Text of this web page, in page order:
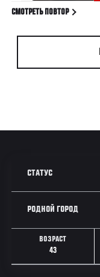
СМОТРЕТЬ ПОВТОР
СТАТУС
РОДНОЙ ГОРОД
ВОЗРАСТ
43